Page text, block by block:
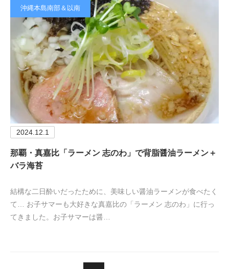
沖縄本島南部＆以南
2024.12.1
那覇・真嘉比「ラーメン 志のわ」で背脂醤油ラーメン＋
バラ海苔
結構な二日酔いだったために、美味しい醤油ラーメンが食べたく
て… お子サマーも大好きな真嘉比の「ラーメン 志のわ」に行っ
てきました。お子サマーは醤…